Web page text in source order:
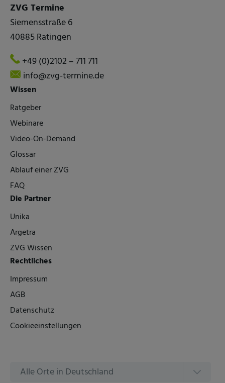
ZVG Termine
Siemensstraße 6
40885 Ratingen
+49 (0)2102 – 711 711
info@zvg-termine.de
Wissen
Ratgeber
Webinare
Video-On-Demand
Glossar
Ablauf einer ZVG
FAQ
Die Partner
Unika
Argetra
ZVG Wissen
Rechtliches
Impressum
AGB
Datenschutz
Cookieeinstellungen
Alle Orte in Deutschland